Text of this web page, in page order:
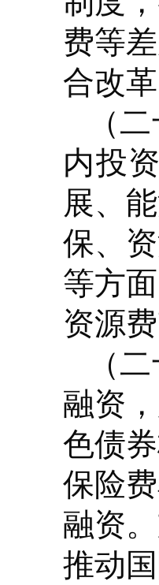
费等
合改
（
内投
展、
保、
等方
资源
（
融资
色债
保险
融资
推动